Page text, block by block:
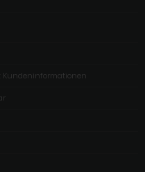
Kundeninformationen